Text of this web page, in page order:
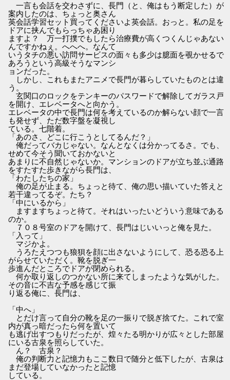
一言も会話を交わさずに、長門（と、俺はもう断定した）が
案内したのは、ちょっと奥さん
英会話学習セット買ってくださいよ英会話。おっと。私の足を
ドアに挟んでもらっちゃあ困り
ますよ？ 万一打撲でもしたら治療費が高くつくんじゃあない
んですかねぇ。へへへ。なんて
いうタチの悪い訪問サービスの面々も多少は臆面を覗かせるで
あろうという高級そうなマンシ
ョンだった。
しかし、これもまたアニメで長門が暮らしていたものとは違
う。
玄関口のロックをテンキーのパスワードで解除してガラス戸
を開け、エレベータへと向かう。
エレベータの中で長門は何を考えているのか解らない顔で一言
も発せず、ただ数字盤を凝視し
ている。七階着。
「あのさ、どこに行こうとしてるんだ？」
俺だってバカじゃない。なんとなくは分かってるさ。でも、
せめて今そう聞いておかないと
あまりに不自然じゃないか。マンションのドアが立ち並ぶ通路
をすたすた歩きながら長門は、
「わたしたちの家」
俺の足が止まる。ちょっと待て、俺の思い描いていた答えと
若干違ってるぞ。たち？
「中にいるから」
ますますちょっと待て。それはいったいどういう意味である
のか。
７０８号室のドアを開けて、長門はじいいっと俺を見た。
「入って」
マジかよ。
うろたえつつも狼狽を顔に出さないようにして、恐る恐る上
がらせていただく。靴を脱ぎ一
歩進んだところでドアが閉められる。
何か取り返しのつかない所に来てしまったような気がした。
その音に不吉な予感を感じて振
り返る俺に、長門は、
「中へ」
とだけ言って自分の靴を足の一振りで脱ぎ捨てた。これで室
内が真っ暗だったら何を置いて
も逃げ出すつもりだったが、煌々たる明かりが広々とした部屋
にいる古泉を照らしていた。
ん？ 古泉？
俺の判断力と記憶力もここ数日で随分と低下したが、古泉は
まだ登場していなかったと記憶
している。